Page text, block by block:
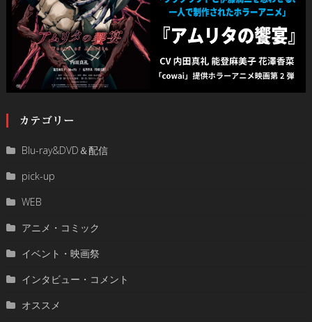
カテゴリー
Blu-ray&DVD＆配信
pick-up
WEB
アニメ・コミック
イベント・映画祭
インタビュー・コメント
オススメ